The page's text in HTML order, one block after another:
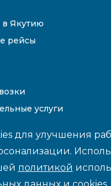
Якутию
рейсы
услуги
информационный
для улучшения
политикой